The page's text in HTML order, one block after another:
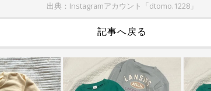
出典：Instagramアカウント「dtomo.1228」
記事へ戻る